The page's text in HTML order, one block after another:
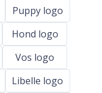
Puppy logo
Hond logo
Vos logo
Libelle logo